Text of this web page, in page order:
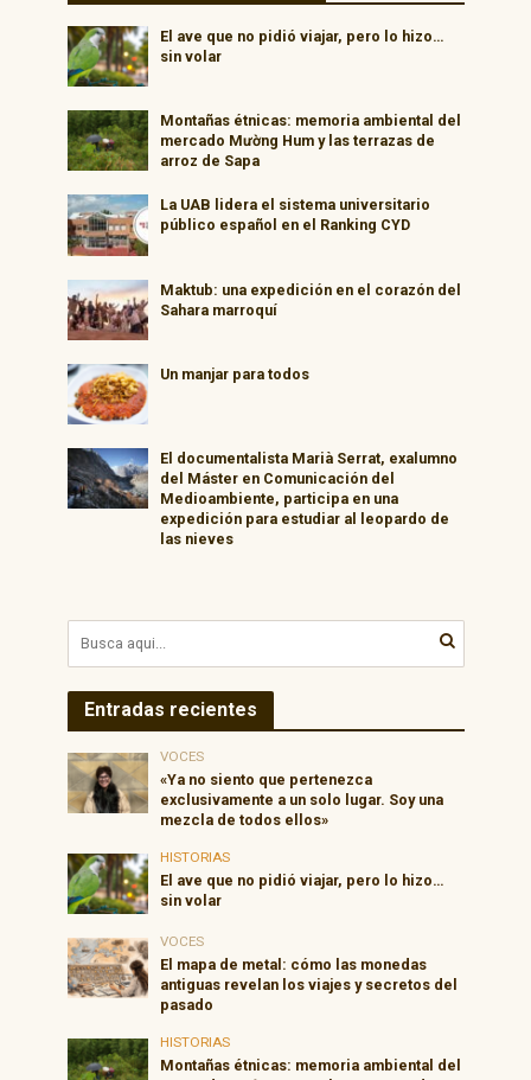
El ave que no pidió viajar, pero lo hizo…
sin volar
Montañas étnicas: memoria ambiental del
mercado Mường Hum y las terrazas de
arroz de Sapa
La UAB lidera el sistema universitario
público español en el Ranking CYD
Maktub: una expedición en el corazón del
Sahara marroquí
Un manjar para todos
El documentalista Marià Serrat, exalumno
del Máster en Comunicación del
Medioambiente, participa en una
expedición para estudiar al leopardo de
las nieves
Entradas recientes
VOCES
«Ya no siento que pertenezca
exclusivamente a un solo lugar. Soy una
mezcla de todos ellos»
HISTORIAS
El ave que no pidió viajar, pero lo hizo…
sin volar
VOCES
El mapa de metal: cómo las monedas
antiguas revelan los viajes y secretos del
pasado
HISTORIAS
Montañas étnicas: memoria ambiental del